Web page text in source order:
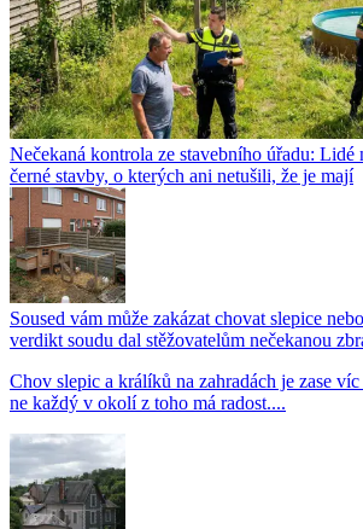
Nečekaná kontrola ze stavebního úřadu: Lidé
černé stavby, o kterých ani netušili, že je mají
Soused vám může zakázat chovat slepice
verdikt soudu dal stěžovatelům nečekanou
Chov slepic a králíků na zahradách je zase
ne každý v okolí z toho má radost....